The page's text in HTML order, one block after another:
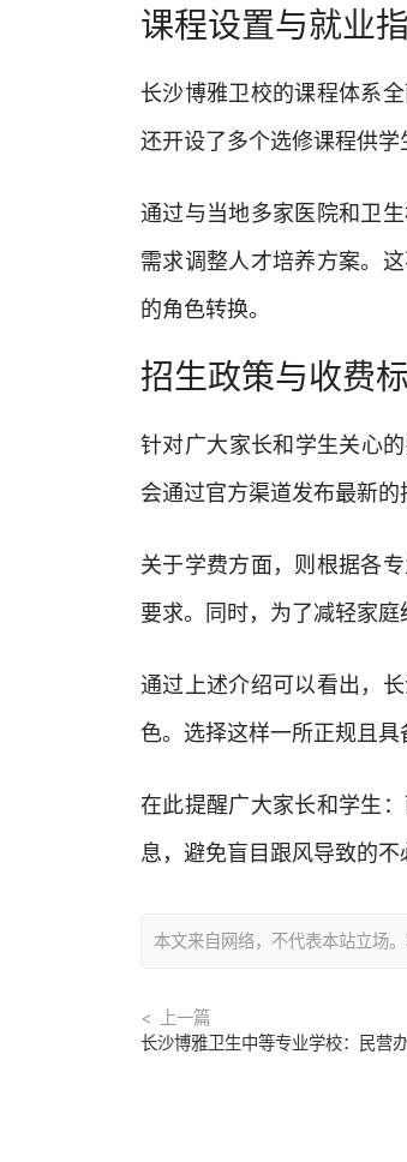
课程设置与就业
长沙博雅卫校的课程体系
还开设了多个选修课程供学
通过与当地多家医院和卫
需求调整人才培养方案。
的角色转换。
招生政策与收费
针对广大家长和学生关心
会通过官方渠道发布最新的
关于学费方面，则根据各
要求。同时，为了减轻家
通过上述介绍可以看出，
色。选择这样一所正规且具
在此提醒广大家长和学生
息，避免盲目跟风导致的不
本文来自网络，不代表本站立
上一篇
长沙博雅卫生中等专业学校：民营